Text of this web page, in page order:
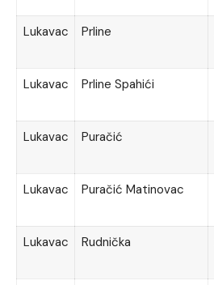
Lukavac
Prline
Lukavac
Prline Spahići
Lukavac
Puračić
Lukavac
Puračić Matinovac
Lukavac
Rudnička